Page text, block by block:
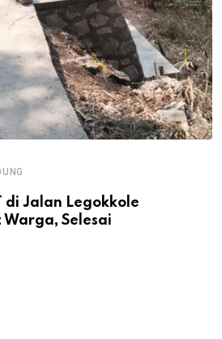
di Jalan Legokkole
Warga, Selesai